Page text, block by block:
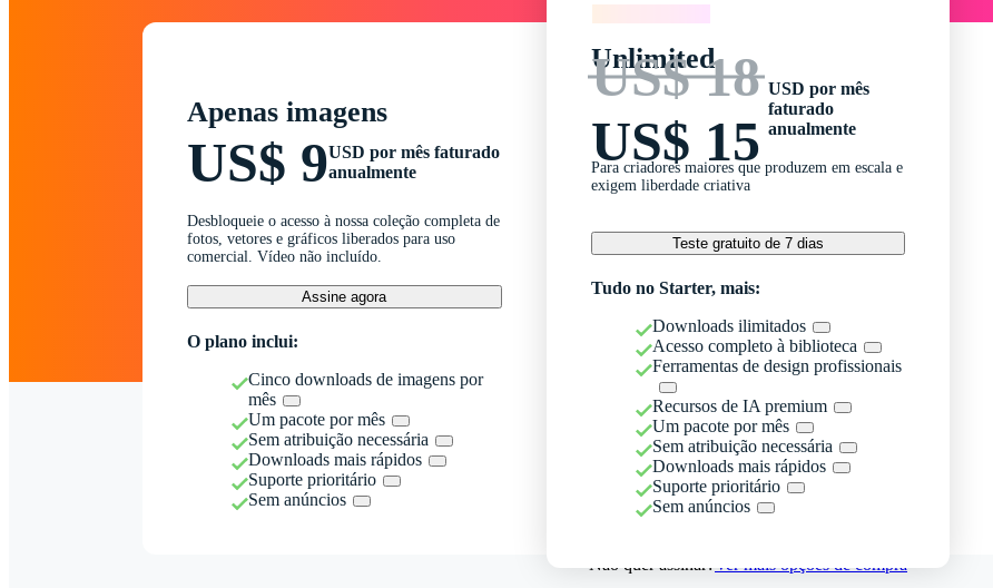
Apenas imagens
US$ 9USD por mês faturado
anualmente
Desbloqueie o acesso à nossa coleção completa de
fotos, vetores e gráficos liberados para uso
comercial. Vídeo não incluído.
Assine agora
O plano inclui:
Cinco downloads de imagens por
mês
Um pacote por mês
Sem atribuição necessária
Downloads mais rápidos
Suporte prioritário
Sem anúncios
Unlimited
US$ 18
US$ 15
USD por mês
faturado
anualmente
Para criadores maiores que produzem em escala e
exigem liberdade criativa
Teste gratuito de 7 dias
Tudo no Starter, mais:
Downloads ilimitados
Acesso completo à biblioteca
Ferramentas de design profissionais
Recursos de IA premium
Um pacote por mês
Sem atribuição necessária
Downloads mais rápidos
Suporte prioritário
Sem anúncios
Não quer assinar?Ver mais opções de compra